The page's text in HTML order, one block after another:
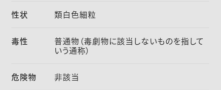
性状 類白色細粒
毒性 普通物（毒劇物に該当しないものを指して
いう通称）
危険物 非該当